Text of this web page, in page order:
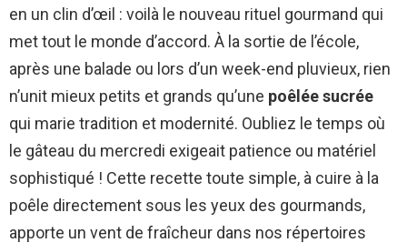
en un clin d’œil : voilà le nouveau rituel gourmand qui
met tout le monde d’accord. À la sortie de l’école,
après une balade ou lors d’un week-end pluvieux, rien
n’unit mieux petits et grands qu’une poêlée sucrée
qui marie tradition et modernité. Oubliez le temps où
le gâteau du mercredi exigeait patience ou matériel
sophistiqué ! Cette recette toute simple, à cuire à la
poêle directement sous les yeux des gourmands,
apporte un vent de fraîcheur dans nos répertoires